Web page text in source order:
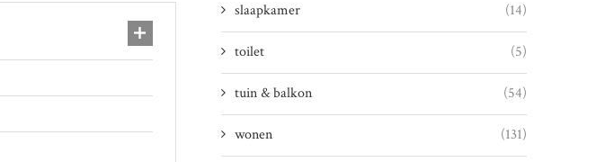
slaapkamer (14)
toilet (5)
tuin & balkon (54)
wonen (131)